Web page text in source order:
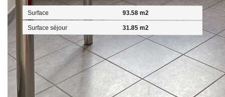
Surface 93.58 m2
Surface séjour 31.85 m2
Extérieur